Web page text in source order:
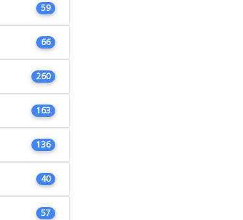
59
66
260
163
136
40
57